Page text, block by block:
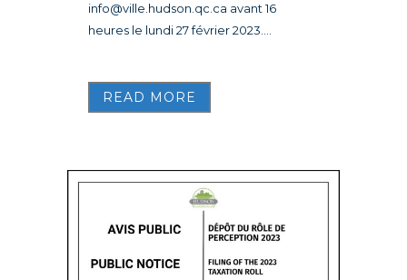
info@ville.hudson.qc.ca avant 16
heures le lundi 27 février 2023....
READ MORE